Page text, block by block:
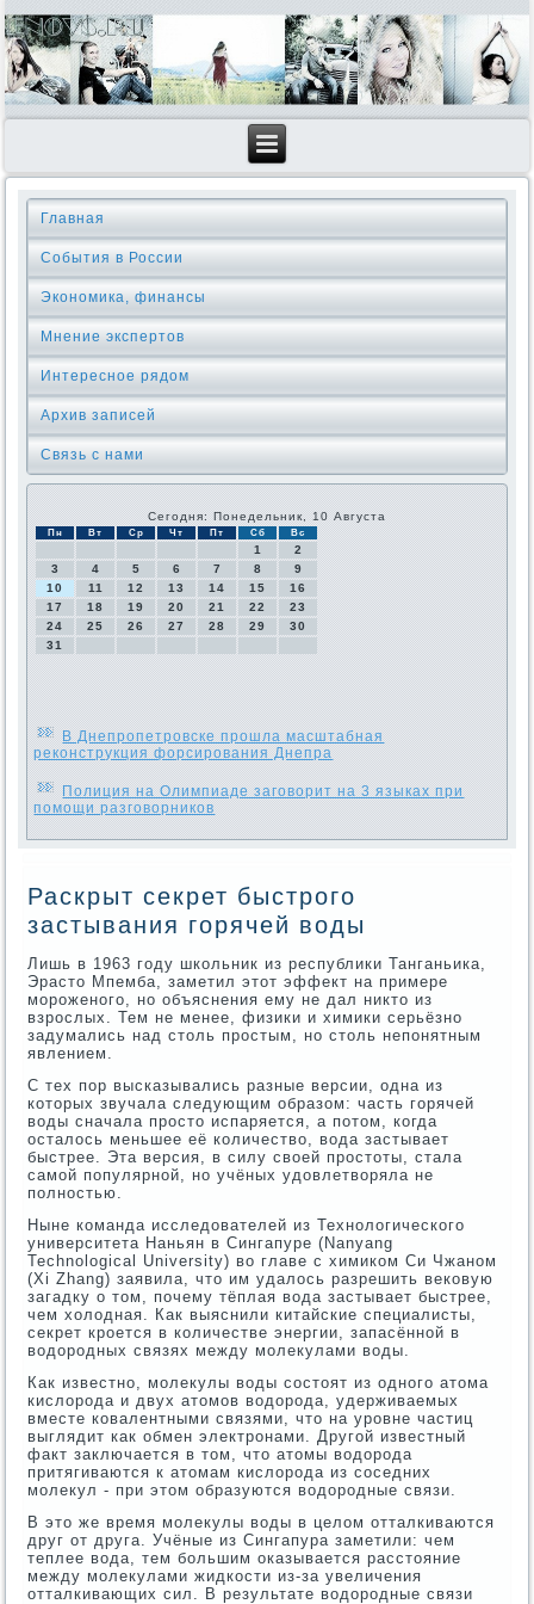
Главная
События в России
Экономика, финансы
Мнение экспертов
Интересное рядом
Архив записей
Связь с нами
Сегодня: Понедельник, 10 Августа
Пн Вт Ср Чт Пт Сб Вс
1
2
3
4 5 6 7 8
9
10
11 12 13 14 15
16
17
18 19 20 21 22
23
24
25 26 27 28 29
30
31
В Днепропетровске прошла масштабная
реконструкция форсирования Днепра
Полиция на Олимпиаде заговорит на 3 языках при
помощи разговорников
Раскрыт секрет быстрого
застывания горячей воды
Лишь в 1963 году школьник из республики Танганьика,
Эрасто Мпемба, заметил этот эффект на примере
мороженого, но объяснения ему не дал никто из
взрослых. Тем не менее, физики и химики серьёзно
задумались над столь простым, но столь непонятным
явлением.
С тех пор высказывались разные версии, одна из
которых звучала следующим образом: часть горячей
воды сначала просто испаряется, а потом, когда
осталось меньшее её количество, вода застывает
быстрее. Эта версия, в силу своей простоты, стала
самой популярной, но учёных удовлетворяла не
полностью.
Ныне команда исследователей из Технологического
университета Наньян в Сингапуре (Nanyang
Technological University) во главе с химиком Си Чжаном
(Xi Zhang) заявила, что им удалось разрешить вековую
загадку о том, почему тёплая вода застывает быстрее,
чем холодная. Как выяснили китайские специалисты,
секрет кроется в количестве энергии, запасённой в
водородных связях между молекулами воды.
Как известно, молекулы воды состоят из одного атома
кислорода и двух атомов водорода, удерживаемых
вместе ковалентными связями, что на уровне частиц
выглядит как обмен электронами. Другой известный
факт заключается в том, что атомы водорода
притягиваются к атомам кислорода из соседних
молекул - при этом образуются водородные связи.
В это же время молекулы воды в целом отталкиваются
друг от друга. Учёные из Сингапура заметили: чем
теплее вода, тем большим оказывается расстояние
между молекулами жидкости из-за увеличения
отталкивающих сил. В результате водородные связи